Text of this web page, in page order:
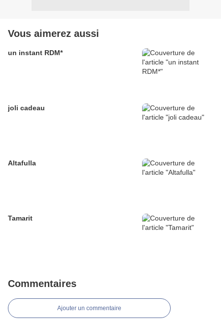
Vous aimerez aussi
un instant RDM*
joli cadeau
Altafulla
Tamarit
Commentaires
Ajouter un commentaire